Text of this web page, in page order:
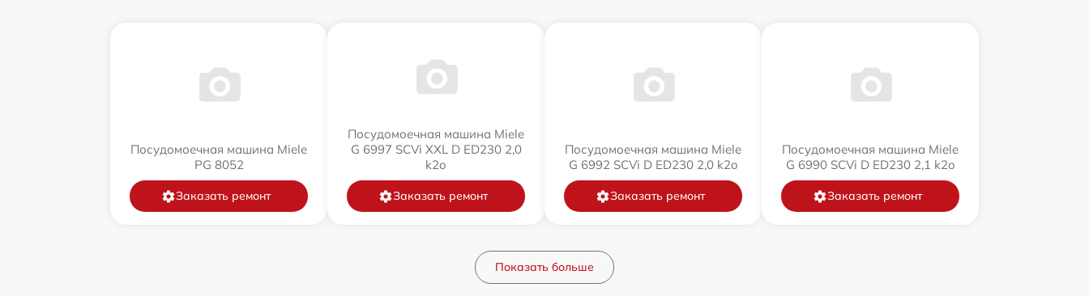
Посудомоечная машина Miele
PG 8052
Заказать ремонт
Посудомоечная машина Miele
G 6997 SCVi XXL D ED230 2,0
k2o
Заказать ремонт
Посудомоечная машина Miele
G 6992 SCVi D ED230 2,0 k2o
Заказать ремонт
Посудомоечная машина Miele
G 6990 SCVi D ED230 2,1 k2o
Заказать ремонт
Показать больше